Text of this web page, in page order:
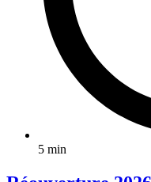
5 min